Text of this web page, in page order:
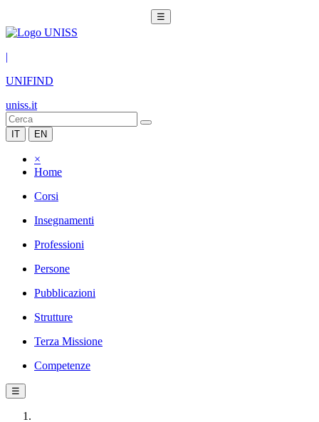
☰
|
UNIFIND
uniss.it
IT EN
×
Home
Corsi
Insegnamenti
Professioni
Persone
Pubblicazioni
Strutture
Terza Missione
Competenze
☰